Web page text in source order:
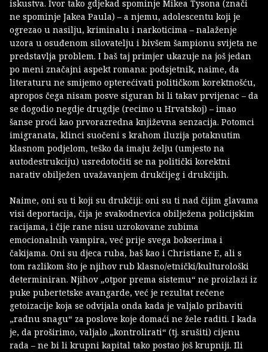
iskustva. Ivor tako gdjekad spominje Mikea Tysona (znači
ne spominje Jakea Paula) – a njemu, adolescentu koji je
ogrezao u nasilju, kriminalu i narkoticima – nalaženje
uzora u osuđenom silovatelju i bivšem šampionu svijeta ne
predstavlja problem. I baš taj primjer ukazuje na još jedan
po meni značajni aspekt romana: podsjetnik, naime, da
literaturu ne smijemo opterećivati političkom korektnošću,
apropos čega nisam posve siguran bi li takav prvijenac – da
se dogodio negdje drugdje (recimo u Hrvatskoj) – imao
šanse proći kao prvorazredna književna senzacija. Potomci
imigranata, klinci suočeni s krahom iluzija potaknutim
klasnom podjelom, teško da imaju želju (umjesto na
autodestrukciju) usredotočiti se na politički korektni
narativ obilježen uvažavanjem drukčijeg i drukčijih.
Naime, oni su ti koji su drukčiji: oni su ti nad čijim glavama
visi deportacija, čija je svakodnevica obilježena policijskim
racijama, i čije rane nisu uzrokovane zubima
emocionalnih vampira, već prije svega bokserima i
čakijama. Oni su djeca ruba, baš kao i Christiane F., ali s
tom razlikom što je njihov rub klasno/etnički/kulturološki
determiniran. Njihov „otpor prema sistemu“ ne proizlazi iz
puke pubertetske avangarde, već je rezultat rečene
getoizacije koja se odvijala onda kada je valjalo pribaviti
„radnu snagu“ za poslove koje domaći ne žele raditi. I kada
je, da proširimo, valjalo „kontrolirati“ (tj. srušiti) cijenu
rada – ne bi li krupni kapital tako postao još krupniji. Ili